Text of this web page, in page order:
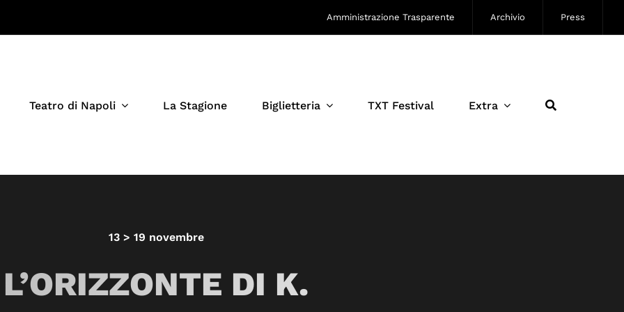
Amministrazione Trasparente Archivio Press
Teatro di Napoli La Stagione Biglietteria TXT Festival Extra
13 > 19 novembre
L’ORIZZONTE DI K.